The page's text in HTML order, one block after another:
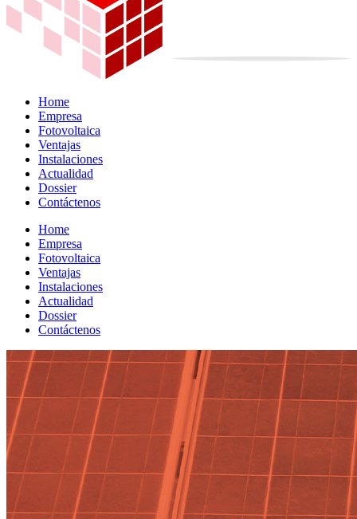
Home
Empresa
Fotovoltaica
Ventajas
Instalaciones
Actualidad
Dossier
Contáctenos
Home
Empresa
Fotovoltaica
Ventajas
Instalaciones
Actualidad
Dossier
Contáctenos